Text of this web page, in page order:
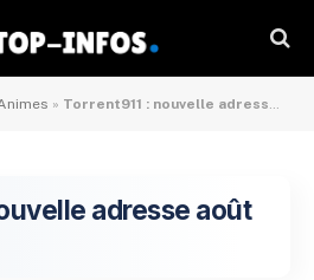
» Torrent911 : nouvelle adresse mai 2026
adresse août